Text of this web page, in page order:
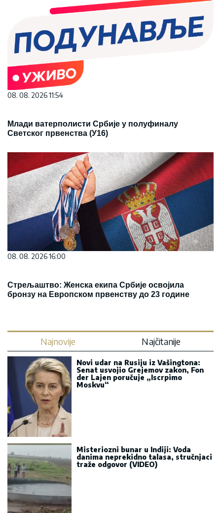
08. 08. 2026 11:54
Млади ватерполисти Србије у полуфиналу
Светског првенства (У16)
08. 08. 2026 16:00
Стрељаштво: Женска екипа Србије освојила
бронзу на Европском првенству до 23 године
Najnovije Najčitanije
Novi udar na Rusiju iz Vašingtona:
Senat usvojio Grejemov zakon, Fon
der Lajen poručuje „Iscrpimo
Moskvu“
Misteriozni bunar u Indiji: Voda
danima neprekidno talasa, stručnjaci
traže odgovor (VIDEO)